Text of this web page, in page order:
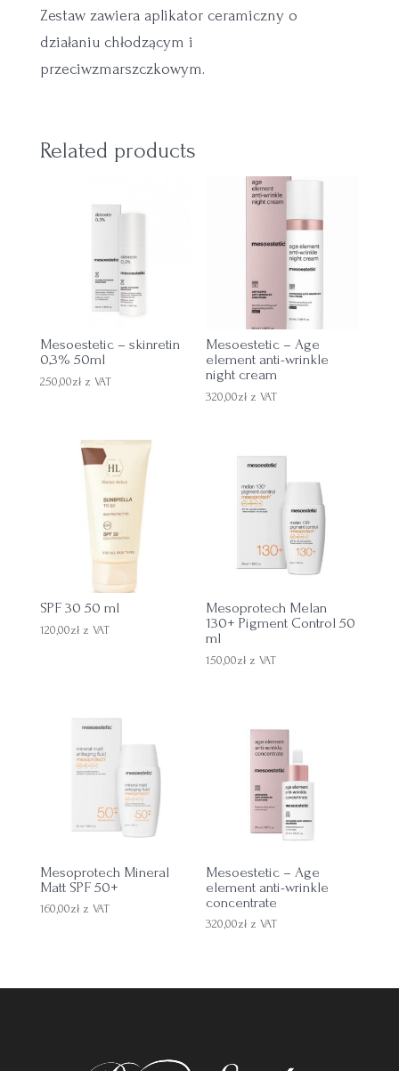
Zestaw zawiera aplikator ceramiczny o
działaniu chłodzącym i
przeciwzmarszczkowym.
Related products
Mesoestetic – skinretin
0,3% 50ml
250,00zł z VAT
Mesoestetic – Age
element anti-wrinkle
night cream
320,00zł z VAT
SPF 30 50 ml
120,00zł z VAT
Mesoprotech Melan
130+ Pigment Control 50
ml
150,00zł z VAT
Mesoprotech Mineral
Matt SPF 50+
160,00zł z VAT
Mesoestetic – Age
element anti-wrinkle
concentrate
320,00zł z VAT